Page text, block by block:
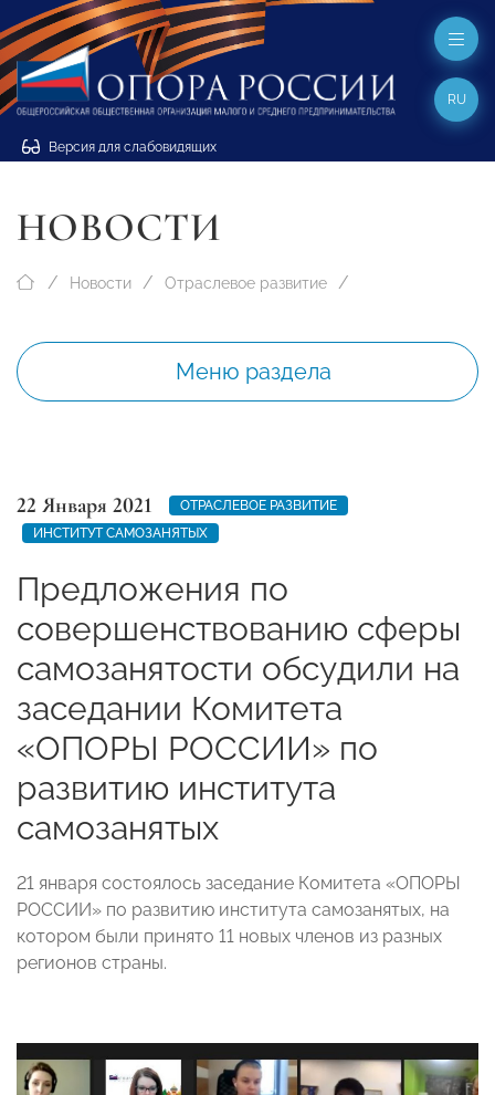
Версия для слабовидящих
RU
НОВОСТИ
Новости Отраслевое развитие
Меню раздела
22 Января 2021
ОТРАСЛЕВОЕ РАЗВИТИЕ
ИНСТИТУТ САМОЗАНЯТЫХ
Предложения по
совершенствованию сферы
самозанятости обсудили на
заседании Комитета
«ОПОРЫ РОССИИ» по
развитию института
самозанятых
21 января состоялось заседание Комитета «ОПОРЫ
РОССИИ» по развитию института самозанятых, на
котором были принято 11 новых членов из разных
регионов страны.